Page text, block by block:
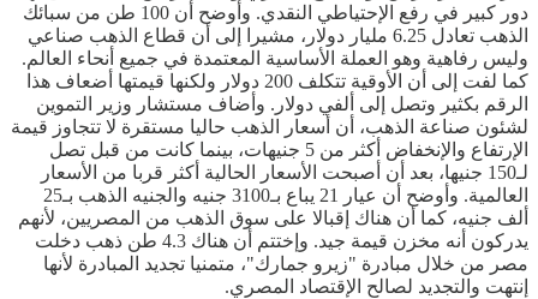
دور كبير في رفع الإحتياطي النقدي. وأوضح أن 100 طن من سبائك
الذهب تعادل 6.25 مليار دولار، مشيرا إلى أن قطاع الذهب صناعي
وليس رفاهية وهو العملة الأساسية المعتمدة في جميع أنحاء العالم.
كما لفت إلى أن الأوقية تتكلف 200 دولار ولكنها قيمتها أضعاف هذا
الرقم بكثير وتصل إلى ألفي دولار. وأضاف مستشار وزير التموين
لشئون صناعة الذهب، أن أسعار الذهب حاليا مستقرة لا تتجاوز قيمة
الإرتفاع والإنخفاض أكثر من 5 جنيهات، بينما كانت من قبل تصل
لـ150 جنيها، بعد أن أصبحت الأسعار الحالية أكثر قربا من الأسعار
العالمية. وأوضح أن عيار 21 يباع بـ3100 جنيه والجنيه الذهب بـ25
ألف جنيه، كما أن هناك إقبالا على سوق الذهب من المصريين، لأنهم
يدركون أنه مخزن قيمة جيد. وإختتم أن هناك 4.3 طن ذهب دخلت
مصر من خلال مبادرة "زيرو جمارك"، متمنيا تجديد المبادرة لأنها
إنتهت والتجديد لصالح الإقتصاد المصري.